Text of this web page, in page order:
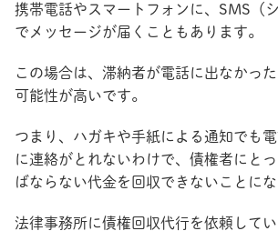
携帯電話やスマートフォンに、SMS（
でメッセージが届くこともあります。
この場合は、滞納者が電話に出なかっ
可能性が高いです。
つまり、ハガキや手紙による通知でも
に連絡がとれないわけで、債権者にと
ばならない代金を回収できないことにな
法律事務所に債権回収代行を依頼して